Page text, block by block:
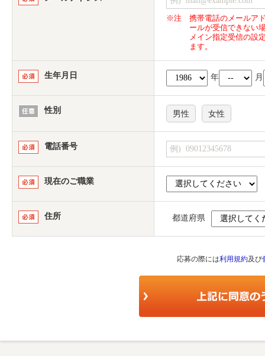
※注
携帯電話のメールア
ールが受信できない
メイン指定受信の設
ます。
生年月日 年 月
性別 男性 女性
電話番号
現在のご職業
住所 都道府県
応募の際には利用規約及び